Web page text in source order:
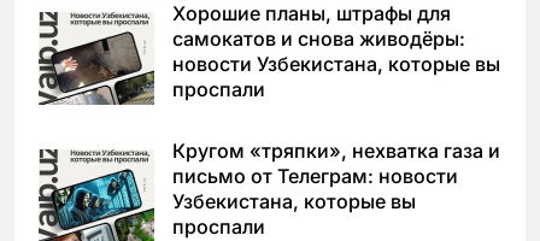
Хорошие планы, штрафы для
самокатов и снова живодёры:
новости Узбекистана, которые вы
проспали
Кругом «тряпки», нехватка газа и
письмо от Телеграм: новости
Узбекистана, которые вы
проспали